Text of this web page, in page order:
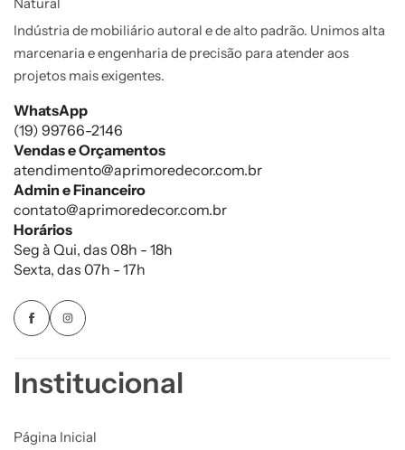
Indústria de mobiliário autoral e de alto padrão. Unimos alta
marcenaria e engenharia de precisão para atender aos
projetos mais exigentes.
WhatsApp
(19) 99766-2146
Vendas e Orçamentos
atendimento@aprimoredecor.com.br
Admin e Financeiro
contato@aprimoredecor.com.br
Horários
Seg à Qui, das 08h - 18h
Sexta, das 07h - 17h
Institucional
Página Inicial